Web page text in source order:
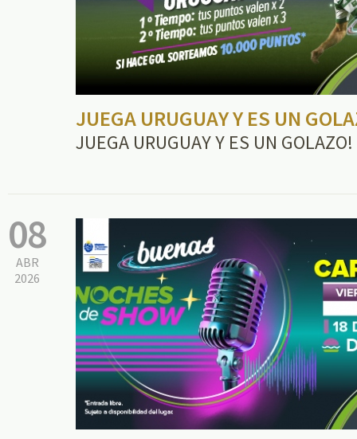
JUEGA URUGUAY Y ES UN
JUEGA URUGUAY Y ES UN GOLAZO!
08
ABR
2026